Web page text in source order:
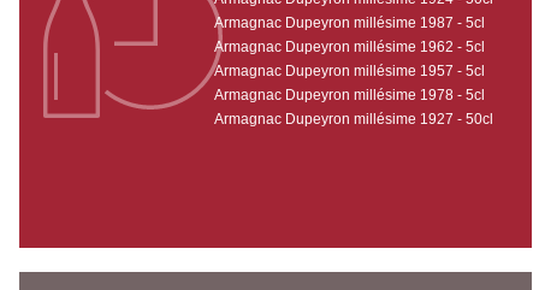
Armagnac Dupeyron millésime 1987 - 5cl
Armagnac Dupeyron millésime 1962 - 5cl
Armagnac Dupeyron millésime 1957 - 5cl
Armagnac Dupeyron millésime 1978 - 5cl
Armagnac Dupeyron millésime 1927 - 50cl